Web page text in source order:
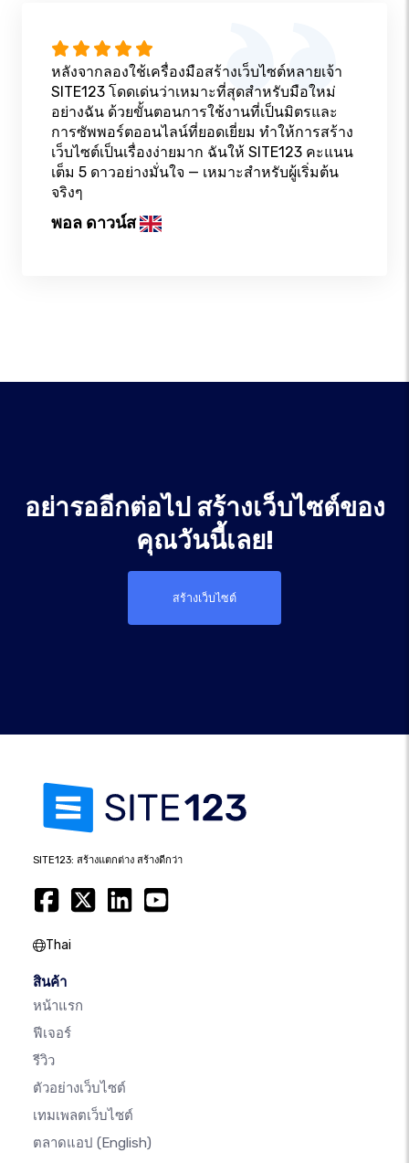
หลังจากลองใช้เครื่องมือสร้างเว็บไซต์หลายเจ้า
SITE123 โดดเด่นว่าเหมาะที่สุดสำหรับมือใหม่
อย่างฉัน ด้วยขั้นตอนการใช้งานที่เป็นมิตรและ
การซัพพอร์ตออนไลน์ที่ยอดเยี่ยม ทำให้การสร้าง
เว็บไซต์เป็นเรื่องง่ายมาก ฉันให้ SITE123 คะแนน
เต็ม 5 ดาวอย่างมั่นใจ — เหมาะสำหรับผู้เริ่มต้น
จริงๆ
พอล ดาวน์ส
อย่ารออีกต่อไป สร้างเว็บไซต์ของ
คุณวันนี้เลย!
สร้างเว็บไซต์
SITE123: สร้างแตกต่าง สร้างดีกว่า
Thai
สินค้า
หน้าแรก
ฟีเจอร์
รีวิว
ตัวอย่างเว็บไซต์
เทมเพลตเว็บไซต์
ตลาดแอป (English)